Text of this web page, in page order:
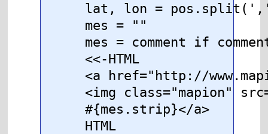
lat, lon =
    mes = ""
mes = comment if
    <<-HTML
<a href="http://
<img class="mapion"
    #{mes.strip}</a>
    HTML